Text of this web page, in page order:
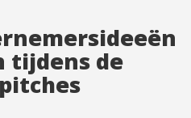
tijdens de